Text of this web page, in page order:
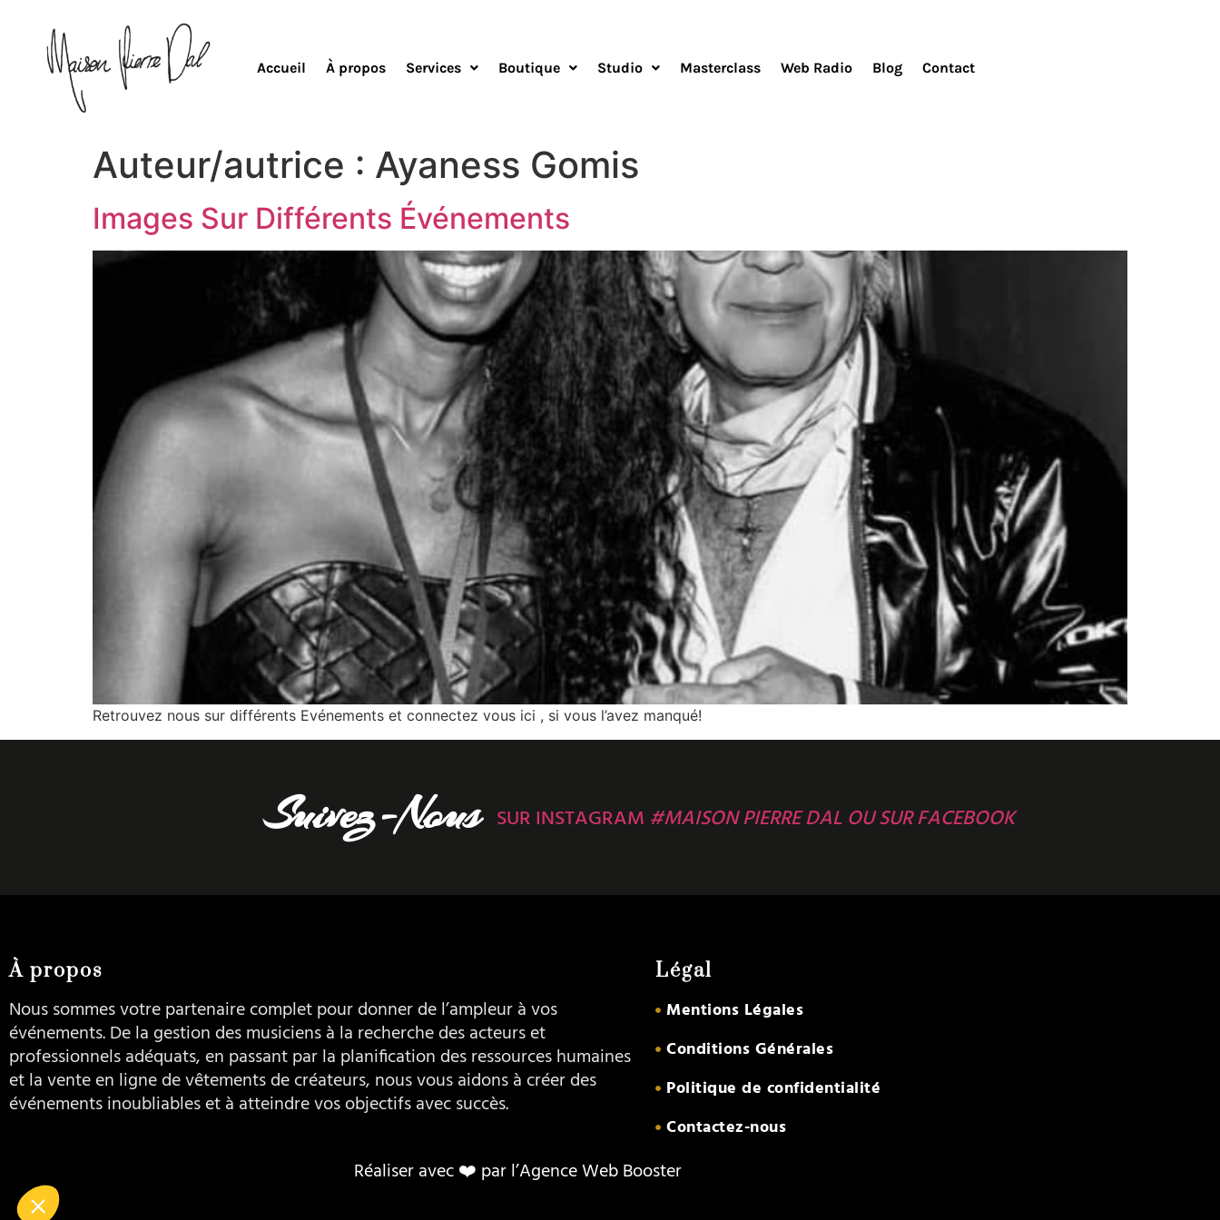
Accueil À propos Services Boutique Studio Masterclass Web Radio Blog Contact
Auteur/autrice : Ayaness Gomis
Images Sur Différents Événements
Retrouvez nous sur différents Evénements et connectez vous ici , si vous l’avez manqué!
Suivez-Nous SUR INSTAGRAM #MAISON PIERRE DAL OU SUR FACEBOOK
À propos
Nous sommes votre partenaire complet pour donner de l’ampleur à vos
événements. De la gestion des musiciens à la recherche des acteurs et
professionnels adéquats, en passant par la planification des ressources humaines
et la vente en ligne de vêtements de créateurs, nous vous aidons à créer des
événements inoubliables et à atteindre vos objectifs avec succès.
Légal
Mentions Légales
Conditions Générales
Politique de confidentialité
Contactez-nous
Réaliser avec ❤️ par l’Agence Web Booster